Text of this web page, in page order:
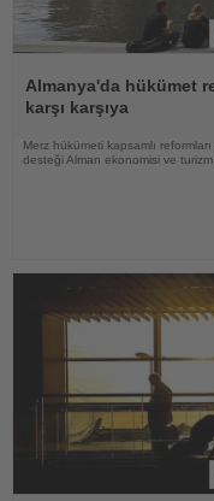
Oku
Almanya'da hükümet
karşı karşıya
Merz hükümeti kapsamlı
desteği Alman ekonomisi ve